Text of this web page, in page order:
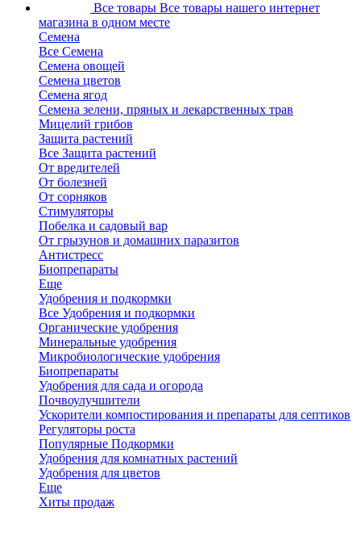
Все товары Все товары нашего интернет
магазина в одном месте
Семена
Все Семена
Семена овощей
Семена цветов
Семена ягод
Семена зелени, пряных и лекарственных трав
Мицелий грибов
Защита растений
Все Защита растений
От вредителей
От болезней
От сорняков
Стимуляторы
Побелка и садовый вар
От грызунов и домашних паразитов
Антистресс
Биопрепараты
Еще
Удобрения и подкормки
Все Удобрения и подкормки
Органические удобрения
Минеральные удобрения
Микробиологические удобрения
Биопрепараты
Удобрения для сада и огорода
Почвоулучшители
Ускорители компостирования и препараты для септиков
Регуляторы роста
Популярные Подкормки
Удобрения для комнатных растений
Удобрения для цветов
Еще
Хиты продаж